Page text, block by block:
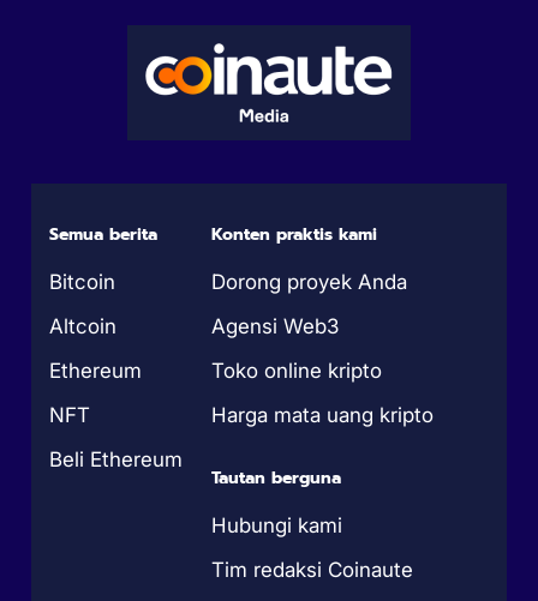
Semua berita
Bitcoin
Altcoin
Ethereum
NFT
Beli Ethereum
Konten praktis kami
Dorong proyek Anda
Agensi Web3
Toko online kripto
Harga mata uang kripto
Tautan berguna
Hubungi kami
Tim redaksi Coinaute